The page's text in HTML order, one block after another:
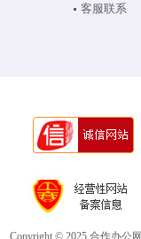
客服联系
Copyright © 2025 合作办公